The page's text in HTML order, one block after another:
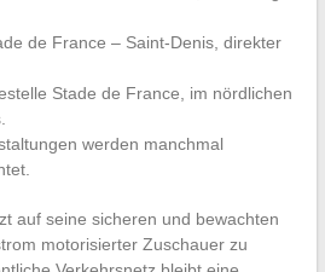
de France – Saint-Denis, direkter
Stade de France, im nördlichen
werden manchmal
auf seine sicheren und bewachten
motorisierter Zuschauer zu